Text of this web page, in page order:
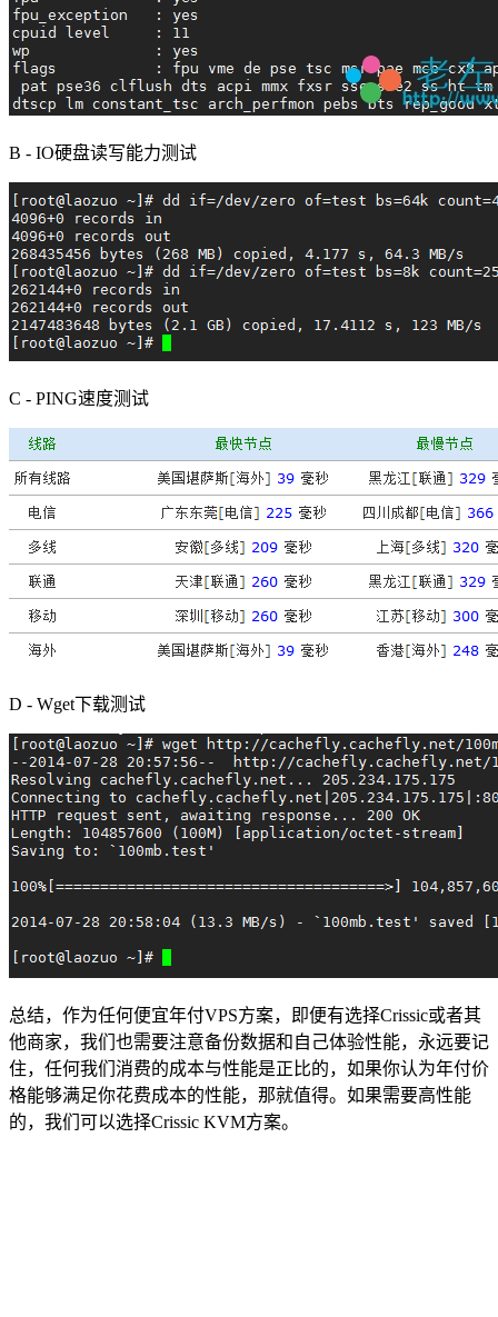
B - IO硬盘读写能力测试
C - PING速度测试
D - Wget下载测试
总结，作为任何便宜年付VPS方案，即便有选择Crissic或者其
他商家，我们也需要注意备份数据和自己体验性能，永远要记
住，任何我们消费的成本与性能是正比的，如果你认为年付价
格能够满足你花费成本的性能，那就值得。如果需要高性能
的，我们可以选择Crissic KVM方案。